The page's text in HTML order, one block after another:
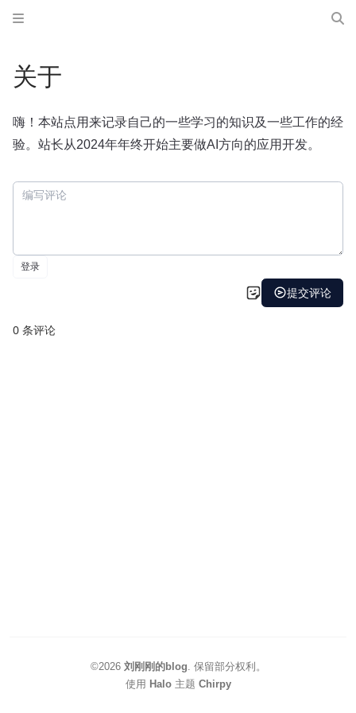
关于
嗨！本站点用来记录自己的一些学习的知识及一些工作的经
验。站长从2024年年终开始主要做AI方向的应用开发。
©2026 刘刚刚的blog 保留部分权利。
使用 Halo主题 Chirpy